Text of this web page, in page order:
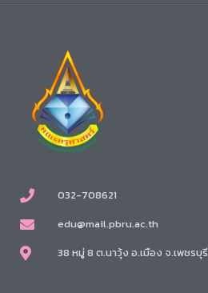
032-708621
edu@mail.pbru.ac.th
38 หมู่ 8 ต.นาวุ้ง อ.เมือง จ.เพชรบุรี